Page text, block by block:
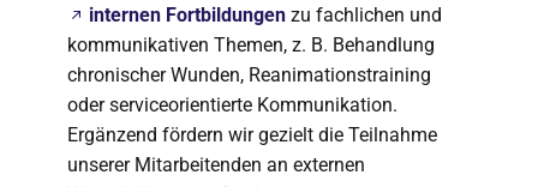
internen Fortbildungen zu fachlichen und
kommunikativen Themen, z. B. Behandlung
chronischer Wunden, Reanimationstraining
oder serviceorientierte Kommunikation.
Ergänzend fördern wir gezielt die Teilnahme
unserer Mitarbeitenden an externen